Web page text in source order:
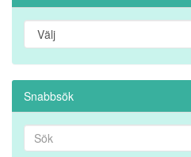
Snabbsök